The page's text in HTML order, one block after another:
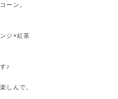
ーン。
ジ×紅茶
♪
しんで。